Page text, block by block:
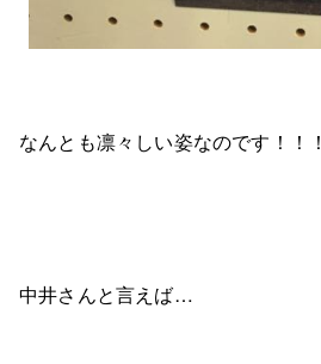
なんとも凛々しい姿なのです！！！
中井さんと言えば…